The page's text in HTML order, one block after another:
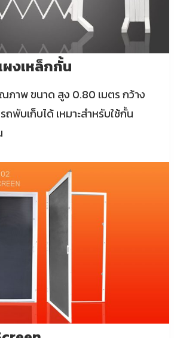
ผงเหล็กกั้น
ภาพ ขนาด สูง 0.80 เมตร กว้าง
ถพับเก็บได้ เหมาะสำหรับใช้กั้น